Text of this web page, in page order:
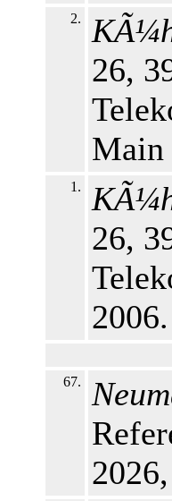
2.
26,
Main
1.
26,
2006.
67.